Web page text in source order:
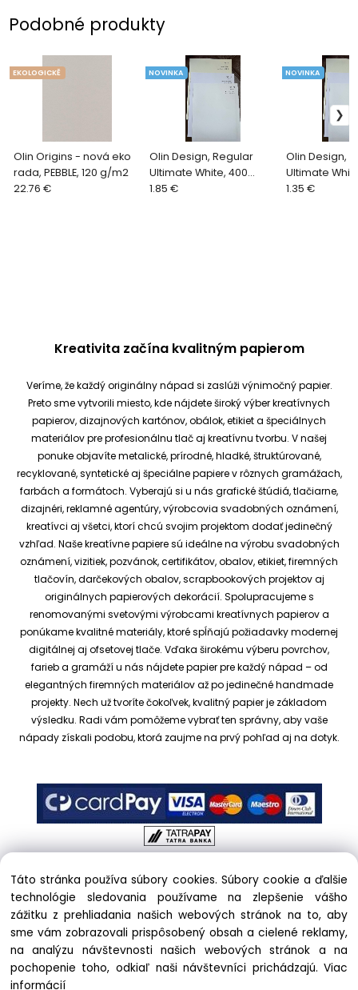
Podobné produkty
Olin Origins - nová eko
rada, PEBBLE, 120 g/m2
EKOLOGICKĚ
22.76 €
Olin Design, Regular
Ultimate White, 400
g/m2
NOVINKA
1.85 €
Olin Design,
Ultimate
g/m2
NOVINKA
1.35 €
Kreativita začína kvalitným papierom
Veríme, že každý originálny nápad si zaslúži výnimočný papier.
Preto sme vytvorili miesto, kde nájdete široký výber kreatívnych
papierov, dizajnových kartónov, obálok, etikiet a špeciálnych
materiálov pre profesionálnu tlač aj kreatívnu tvorbu. V našej
ponuke objavíte metalické, prírodné, hladké, štruktúrované,
recyklované, syntetické aj špeciálne papiere v rôznych gramážach,
farbách a formátoch. Vyberajú si u nás grafické štúdiá, tlačiarne,
dizajnéri, reklamné agentúry, výrobcovia svadobných oznámení,
kreatívci aj všetci, ktorí chcú svojim projektom dodať jedinečný
vzhľad. Naše kreatívne papiere sú ideálne na výrobu svadobných
oznámení, vizitiek, pozvánok, certifikátov, obalov, etikiet, firemných
tlačovín, darčekových obalov, scrapbookových projektov aj
originálnych papierových dekorácií. Spolupracujeme s
renomovanými svetovými výrobcami kreatívnych papierov a
ponúkame kvalitné materiály, ktoré spĺňajú požiadavky modernej
digitálnej aj ofsetovej tlače. Vďaka širokému výberu povrchov,
farieb a gramáží u nás nájdete papier pre každý nápad – od
elegantných firemných materiálov až po jedinečné handmade
projekty. Nech už tvoríte čokoľvek, kvalitný papier je základom
výsledku. Radi vám pomôžeme vybrať ten správny, aby vaše
nápady získali podobu, ktorá zaujme na prvý pohľad aj na dotyk.
Copyright © 2017 kreativnypapier.sk, All rights reserved |
hajekova@kreativnypapier.sk| Beckovská 38/A, 831 04
Bratislava
Odstúpenie od zmluvy:
Táto stránka používa súbory cookies. Súbory cookie a ďalšie
technológie sledovania používame na zlepšenie vášho
zážitku z prehliadania našich webových stránok na to, aby
sme vám zobrazovali prispôsobený obsah a cielené reklamy,
na analýzu návštevnosti našich webových stránok a na
pochopenie toho, odkiaľ naši návštevníci prichádzajú.Viac
informácií